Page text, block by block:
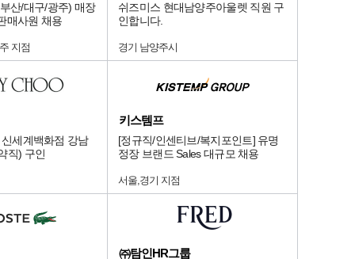
산/대구/광주) 매장
매사원 채용
지점
쉬즈미스 현대남양주아울렛 직원 구
인합니다.
경기 남양주시
세계백화점 강남
직) 구인
키스템프
[정규직/인센티브/복지포인트] 유명
정장 브랜드 Sales 대규모 채용
서울,경기 지점
㈜탐인HR그룹